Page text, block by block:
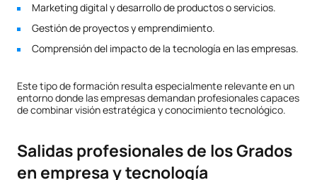
Marketing digital y desarrollo de productos o servicios.
Gestión de proyectos y emprendimiento.
Comprensión del impacto de la tecnología en las empresas.
Este tipo de formación resulta especialmente relevante en un
entorno donde las empresas demandan profesionales capaces
de combinar visión estratégica y conocimiento tecnológico.
Salidas profesionales de los Grados
en empresa y tecnología